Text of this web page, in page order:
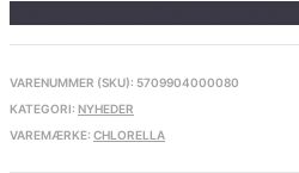
VARENUMMER (SKU): 5709904000080
KATEGORI: NYHEDER
VAREMÆRKE: CHLORELLA